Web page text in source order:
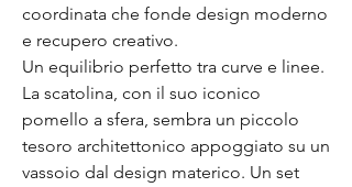
coordinata che fonde design moderno
e recupero creativo.
Un equilibrio perfetto tra curve e linee.
La scatolina, con il suo iconico
pomello a sfera, sembra un piccolo
tesoro architettonico appoggiato su un
vassoio dal design materico. Un set